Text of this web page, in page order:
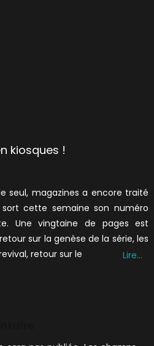
kiosques !
seul, magazines a encore traité
cette semaine son numéro
Une vingtaine de pages est
sur la genèse de la série, les
retour sur le
Lire…